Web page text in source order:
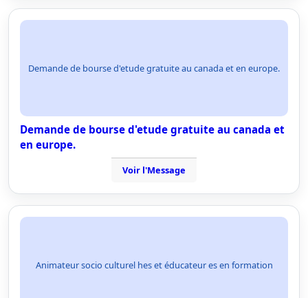
Demande de bourse d'etude gratuite au canada et en europe.
Demande de bourse d'etude gratuite au canada et
en europe.
Voir l'Message
Animateur socio culturel hes et éducateur es en formation